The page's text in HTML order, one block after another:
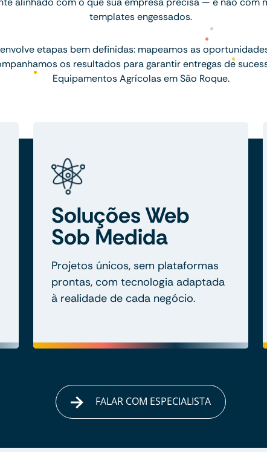
templates engessados.
etapas bem definidas: mapeamos as
os resultados para garantir entregas de
Equipamentos Agrícolas em São Roque.
Soluções Web
Sob Medida
Projetos únicos, sem plataformas
prontas, com tecnologia adaptada
à realidade de cada negócio.
FALAR COM ESPECIALISTA